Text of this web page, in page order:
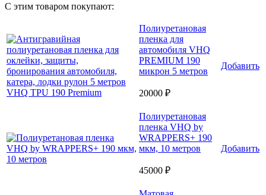
С этим товаром покупают:
Полиуретановая
пленка для
автомобиля VHQ
PREMIUM 190
микрон 5 метров
20000 ₽
Добавить
Полиуретановая
пленка VHQ by
WRAPPERS+ 190
мкм, 10 метров
45000 ₽
Добавить